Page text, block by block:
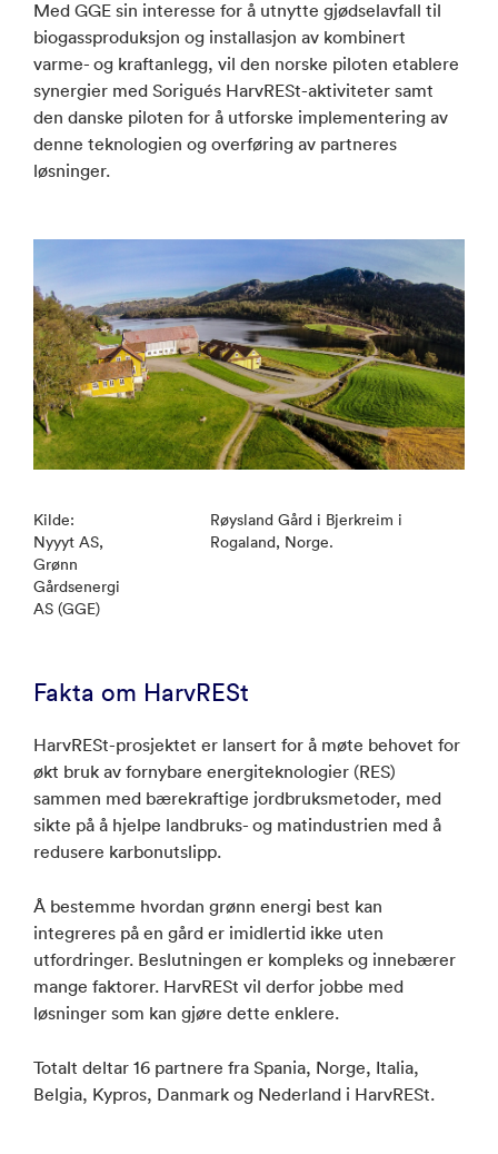
Med GGE sin interesse for å utnytte gjødselavfall til
biogassproduksjon og installasjon av kombinert
varme- og kraftanlegg, vil den norske piloten etablere
synergier med Sorigués HarvRESt-aktiviteter samt
den danske piloten for å utforske implementering av
denne teknologien og overføring av partneres
løsninger.
Kilde:
Nyyyt AS,
Grønn
Gårdsenergi
AS (GGE)
Røysland Gård i Bjerkreim i
Rogaland, Norge.
Fakta om HarvRESt
HarvRESt-prosjektet er lansert for å møte behovet for
økt bruk av fornybare energiteknologier (RES)
sammen med bærekraftige jordbruksmetoder, med
sikte på å hjelpe landbruks- og matindustrien med å
redusere karbonutslipp.
Å bestemme hvordan grønn energi best kan
integreres på en gård er imidlertid ikke uten
utfordringer. Beslutningen er kompleks og innebærer
mange faktorer. HarvRESt vil derfor jobbe med
løsninger som kan gjøre dette enklere.
Totalt deltar 16 partnere fra Spania, Norge, Italia,
Belgia, Kypros, Danmark og Nederland i HarvRESt.